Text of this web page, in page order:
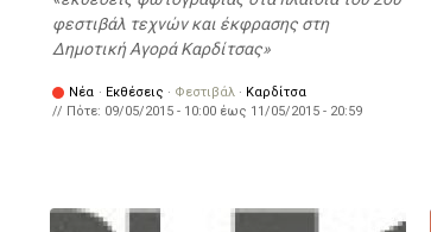
φεστιβάλ τεχνών και έκφρασης στη
Δημοτική Αγορά Καρδίτσας
Νέα · Εκθέσεις · Φεστιβάλ · Καρδίτσα
// Πότε: 09/05/2015 - 10:00 έως 11/05/2015 - 20:59